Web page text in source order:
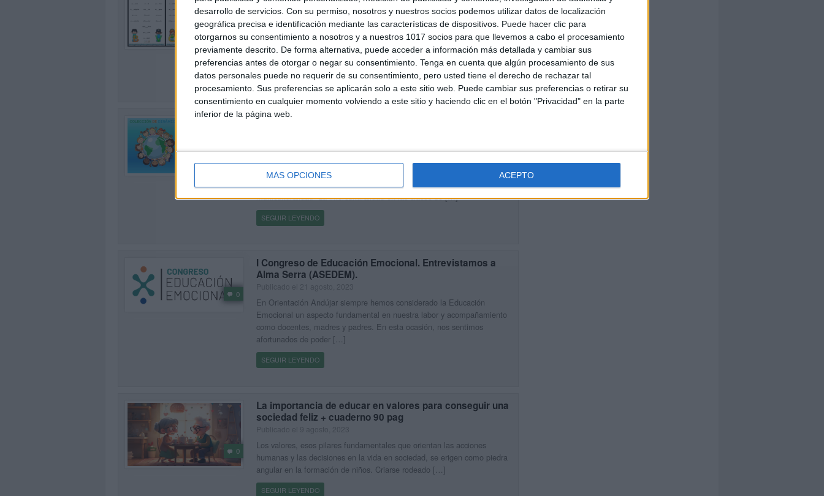
desarrollo de servicios. Con su permiso, nosotros y nuestros socios podemos utilizar datos de localización
geográfica precisa e identificación mediante las características de dispositivos. Puede hacer clic para
otorgarnos su consentimiento a nosotros y a nuestros 1017 socios para que llevemos a cabo el procesamiento
previamente descrito. De forma alternativa, puede acceder a información más detallada y cambiar sus
preferencias antes de otorgar o negar su consentimiento. Tenga en cuenta que algún procesamiento de sus
datos personales puede no requerir de su consentimiento, pero usted tiene el derecho de rechazar tal
procesamiento. Sus preferencias se aplicarán solo a este sitio web. Puede cambiar sus preferencias o retirar su
consentimiento en cualquier momento volviendo a este sitio y haciendo clic en el botón "Privacidad" en la parte
inferior de la página web.
MÁS OPCIONES ACEPTO
0
Para los estudiantes que buscan mejorar su ortografía y dominar el arte
de escribir correctamente, presentamos nuestras «Fichas Ortográficas de
Palabras: Nivel PRO». En Orientación Andújar, sabemos lo importante
que […]
SEGUIR LEYENDO
INICIO DE CURSO colección de dinámicas para la
Nueve dinámicas para el entrenamiento de habilidades y actitudes
necesarias para la interculturalidad en formaciones presenciales,
pertenecientes al material didáctico “Movimientos migratorios y
multiculturalidad“ La interculturalidad en las clases de […]
SEGUIR LEYENDO
0
I Congreso de Educación Emocional. Entrevistamos a
Alma Serra (ASEDEM).
En Orientación Andújar siempre hemos considerado la Educación
Emocional un aspecto fundamental en nuestra labor y acompañamiento
como docentes, madres y padres. En esta ocasión, nos sentimos
afortunados de poder […]
SEGUIR LEYENDO
0
La importancia de educar en valores para conseguir una
sociedad feliz + cuaderno 90 pag
Los valores, esos pilares fundamentales que orientan las acciones
humanas y las decisiones en la vida en sociedad, se erigen como piedra
angular en la formación de niños. Criarse rodeado […]
SEGUIR LEYENDO